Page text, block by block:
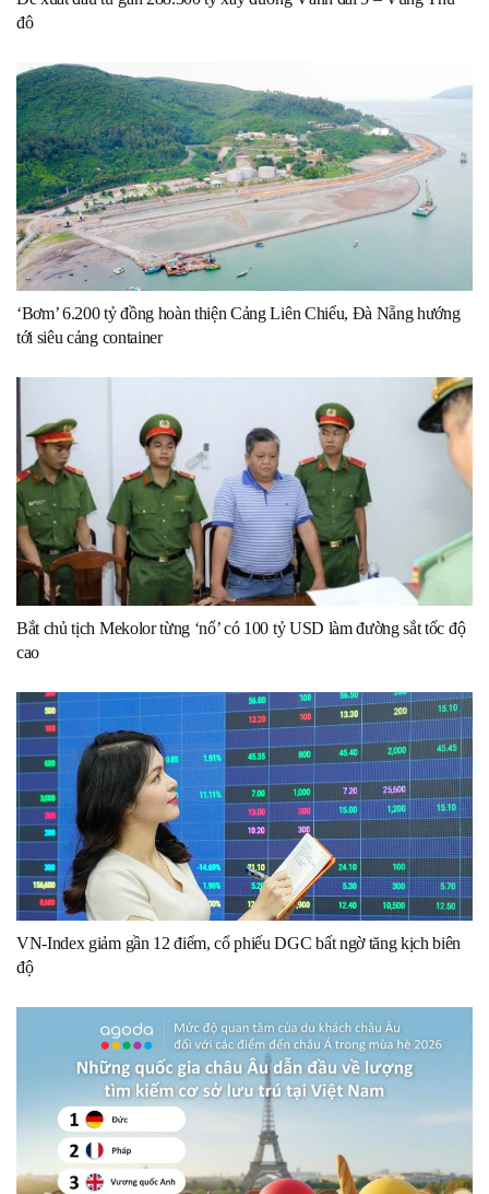
đô
‘Bơm’ 6.200 tỷ đồng hoàn thiện Cảng Liên Chiểu, Đà Nẵng hướng
tới siêu cảng container
Bắt chủ tịch Mekolor từng ‘nổ’ có 100 tỷ USD làm đường sắt tốc độ
cao
VN-Index giảm gần 12 điểm, cổ phiếu DGC bất ngờ tăng kịch biên
độ